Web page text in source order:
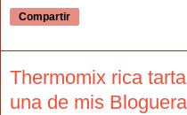
Compartir
Thermomix rica
una de mis